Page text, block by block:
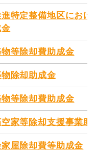
特定整備地区にお
等除却費助成金
除却助成金
等除却費助成金
家等除却支援事業助
屋除却費等助成金